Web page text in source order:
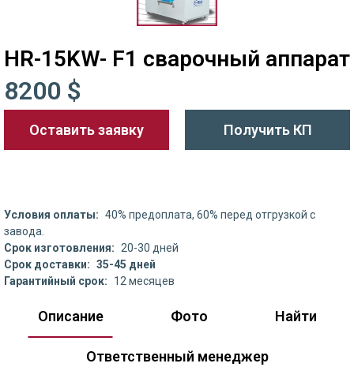
HR-15KW- F1 сварочный аппарат
8200 $
Оставить заявку Получить КП
Условия оплаты: 40% предоплата, 60% перед отгрузкой с
завода.
Срок изготовления:
20-30 дней
Срок доставки: 35-45 дней
Гарантийный срок:
12 месяцев
Описание Фото Найти
Ответственный менеджер